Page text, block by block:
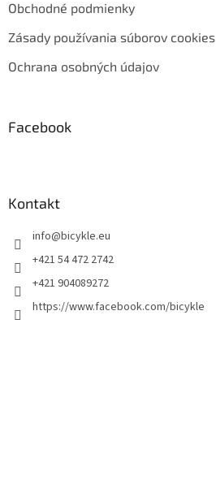
Obchodné podmienky
Zásady používania súborov cookies
Ochrana osobných údajov
Facebook
Kontakt
info@bicykle.eu
+421 54 472 2742
+421 904089272
https://www.facebook.com/bicykle